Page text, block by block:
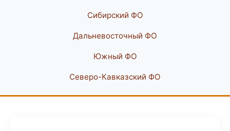
Сибирский ФО
Дальневосточный ФО
Южный ФО
Северо-Кавказский ФО